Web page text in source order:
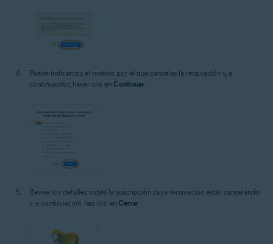
Puede indicarnos el motivo por el que cancelas la renovación y, a
continuación, hacer clic en Continuar.
Revise los detalles sobre la suscripción cuya renovación estás cancelando
y, a continuación, haz clic en Cerrar.